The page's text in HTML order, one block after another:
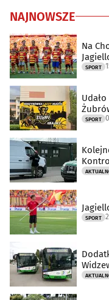
NAJNOWSZE
Na
SPORT
SPORT
SPORT